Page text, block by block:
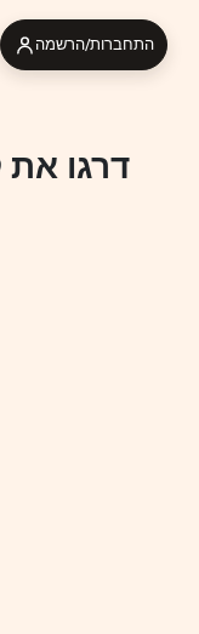
התחברות/הרשמה
דרגו את